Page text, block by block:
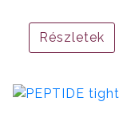
Részletek